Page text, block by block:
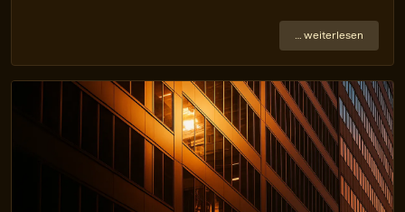
… weiterlesen